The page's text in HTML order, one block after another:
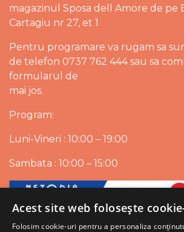
magazinul Sposa dell Amore de pe
Cartagiu nr 27, et 1
Pentru programare va rugam sa
de telefon 0737 762 444 sau sa
formularul de
mai jos.
Program:
Luni-Vineri : 10:00 – 19:00
Sambata : 10:00 – 15:00
Acest site web folosește
Folosim cookie-uri pentru a personaliza